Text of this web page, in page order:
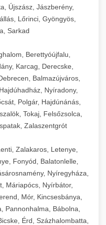
Újszász, Jászberény,
Lőrinci, Gyöngyös,
Sarkad
Berettyóújfalu,
Karcag, Derecske,
Balmazújváros,
Nyíradony,
Polgár, Hajdúnánás,
Tokaj, Felsőzsolca,
Zalaszentgrót
Zalakaros, Letenye,
Fonyód, Balatonlelle,
Nyíregyháza,
Máriapócs, Nyírbátor,
Mór, Kincsesbánya,
Pannonhalma, Bábolna,
Érd, Százhalombatta,